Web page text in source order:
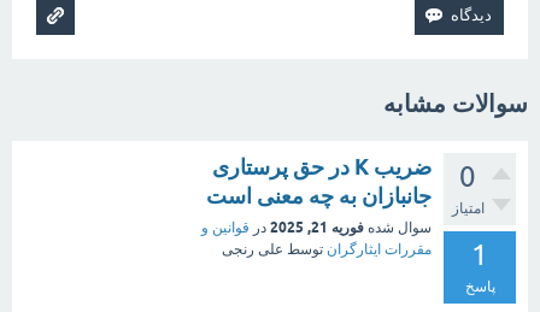
سوالات مشابه
0
امتیاز
1
پاسخ
ضریب K در حق پرستاری
جانبازان به چه معنی است
سوال شده فوریه 21, 2025 در قوانین و
مقررات ایثارگران توسط علی رنجی